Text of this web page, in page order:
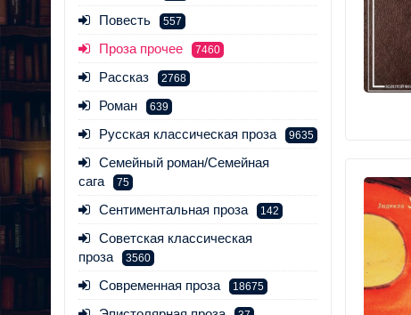
Повесть 557
Проза прочее 7460
Рассказ 2768
Роман 639
Русская классическая проза 9635
Семейный роман/Семейная
сага
75
Сентиментальная проза 142
Советская классическая
проза
3560
Современная проза 18675